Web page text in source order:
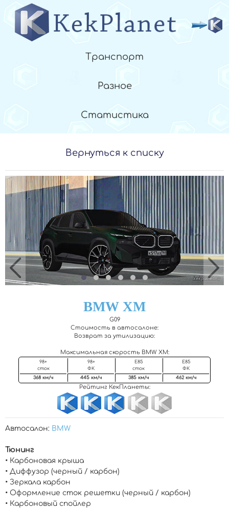
Транспорт
Разное
Статистика
Вернуться к списку
BMW XM
G09
Стоимость в автосалоне:
Возврат за утилизацию:
Максимальная скорость BMW XM:
98+
сток
98+
ФК
Е85
сток
Е85
ФК
368 км/ч
445 км/ч 385 км/ч 462 км/ч
Рейтинг КекПланеты:
Автосалон: BMW
Тюнинг
• Карбоновая крыша
• Диффузор (черный / карбон)
• Зеркала карбон
• Оформление сток решетки (черный / карбон)
• Карбоновый спойлер